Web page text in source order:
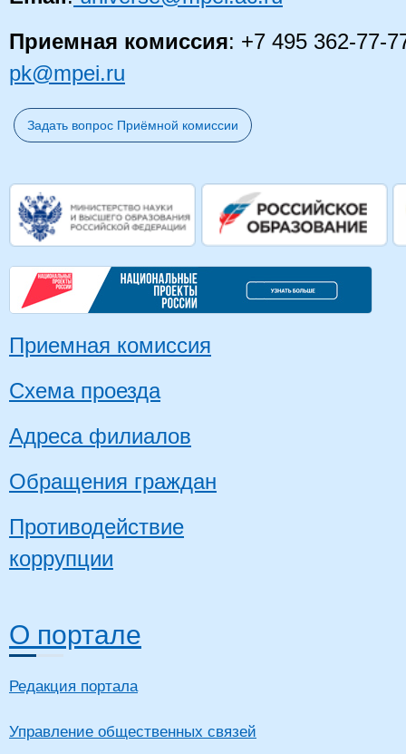
Приемная комиссия: +7 495 362-77-
pk@mpei.ru
Задать вопрос Приёмной комиссии
Приемная комиссия
Схема проезда
Адреса филиалов
Обращения граждан
Противодействие
коррупции
О портале
Редакция портала
Управление общественных связей